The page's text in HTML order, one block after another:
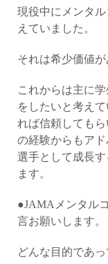
現役中にメンタ
えていました。
それは希少価値が
これからは主に
をしたいと考え
れば信頼しても
の経験からもア
選手として成長
ます。
●JAMAメンタル
言お願いします。
どんな目的であ